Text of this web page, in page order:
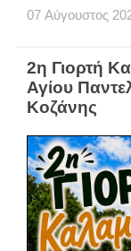
07 Αύγουστος
2η Γιορτή
Αγίου
Κοζάνης